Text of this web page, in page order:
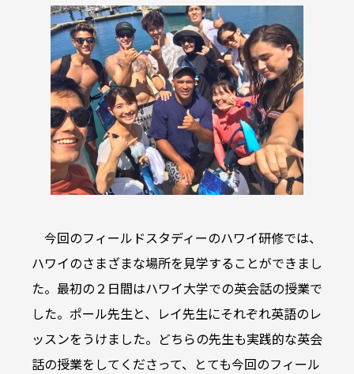
今回のフィールドスタディーのハワイ研修では、
ハワイのさまざまな場所を見学することができまし
た。最初の２日間はハワイ大学での英会話の授業で
した。ポール先生と、レイ先生にそれぞれ英語のレ
ッスンをうけました。どちらの先生も実践的な英会
話の授業をしてくださって、とても今回のフィール